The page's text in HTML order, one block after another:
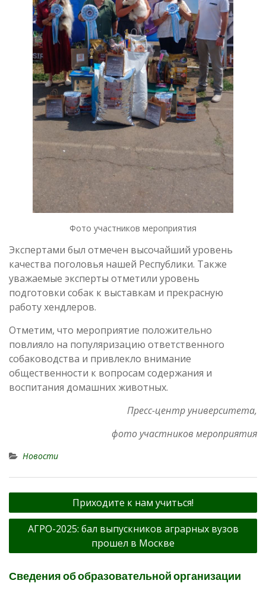
Фото участников мероприятия
Экспертами был отмечен высочайший уровень
качества поголовья нашей Республики. Также
уважаемые эксперты отметили уровень
подготовки собак к выставкам и прекрасную
работу хендлеров.
Отметим, что мероприятие положительно
повлияло на популяризацию ответственного
собаководства и привлекло внимание
общественности к вопросам содержания и
воспитания домашних животных.
Пресс-центр университета,
фото участников мероприятия
Новости
Навигация
по
записям
Приходите к нам учиться!
АГРО-2025: бал выпускников аграрных вузов
прошел в Москве
Сведения об образовательной организации